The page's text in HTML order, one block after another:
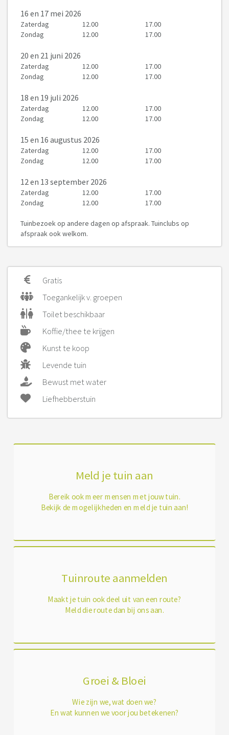
16 en 17 mei 2026
Zaterdag 12.00
17.00
Zondag
12.00 17.00
20 en 21 juni 2026
Zaterdag 12.00
17.00
Zondag
12.00 17.00
18 en 19 juli 2026
Zaterdag 12.00
17.00
Zondag
12.00 17.00
15 en 16 augustus 2026
Zaterdag 12.00
17.00
Zondag
12.00 17.00
12en 13 september 2026
Zaterdag 12.00
17.00
Zondag
12.00 17.00
Tuinbezoek op andere dagen op afspraak. Tuinclubs op
afspraak ook welkom.
Gratis
Toegankelijk v. groepen
Toilet beschikbaar
Koffie/thee te krijgen
Kunst te koop
Levende tuin
Bewust met water
Liefhebberstuin
Meld je tuin aan
Bereik ook meer mensen met jouw tuin.
Bekijk de mogelijkheden en meld je tuin aan!
Tuinroute aanmelden
Maakt je tuin ook deel uit van een route?
Meld die route dan bij ons aan.
Groei & Bloei
Wie zijn we, wat doen we?
En wat kunnen we voor jou betekenen?